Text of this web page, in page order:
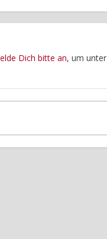
Dich bitte an, um